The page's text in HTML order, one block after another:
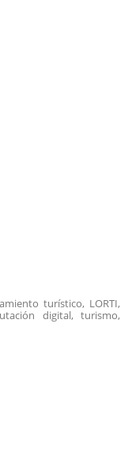
turístico, LORTI,
digital, turismo,